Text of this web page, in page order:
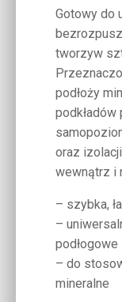
Gotowy do
tworzyw
podłoży
podkładów
oraz
wewnątrz i
– szybka,
–
podłogowe
– do
mineralne